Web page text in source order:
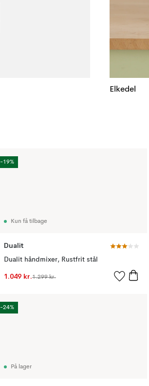
Elkedel
Kun få tilbage
Dualit
Dualit håndmixer, Rustfrit stål
1.049 kr.1.299 kr.
-19%
På lager
-24%